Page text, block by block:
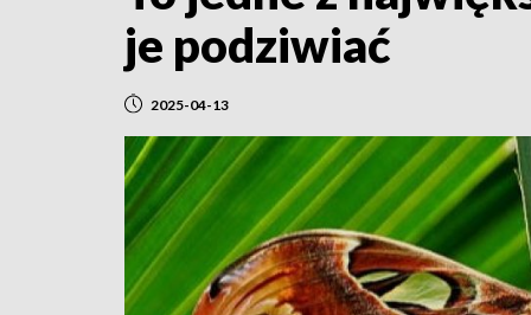
je podziwiać
2025-04-13